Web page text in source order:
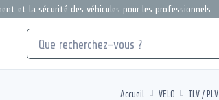
et la sécurité des véhicules pour les professionnels
Accueil VELO ILV / PLV